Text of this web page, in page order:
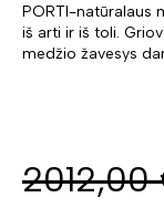
PORTI-natūralaus
iš arti ir iš toli.
medžio žavesys
2012,00